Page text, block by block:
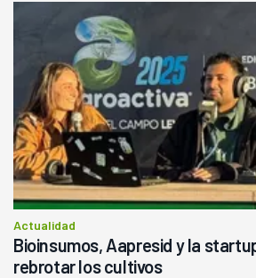
Actualidad
Bioinsumos, Aapresid y la
rebrotar los cultivos